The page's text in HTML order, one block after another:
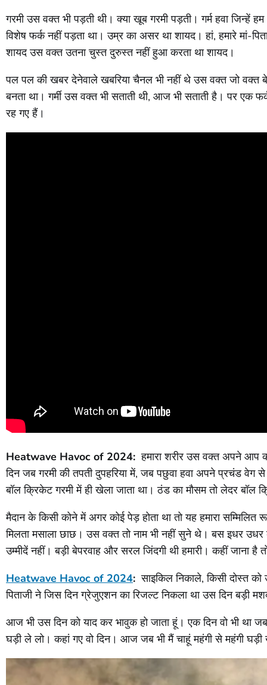
गरमी उस वक्त भी पड़ती थी। क्या खूब गरमी पड़ती। गर्म हवा जिन्हें
विशेष फर्क नहीं पड़ता था। उम्र का असर था शायद। हां, हमारे मां-
शायद उस वक्त उतना चुस्त दुरुस्त नहीं हुआ करता था शायद।
पल पल की खबर देनेवाले खबरिया चैनल भी नहीं थे उस वक्त जो वक्त
बनता था। गर्मी उस वक्त भी सताती थी, आज भी सताती है। पर
रह गए हैं।
Heatwave Havoc of 2024: हमारा शरीर उस वक्त अपने आप
दिन जब गरमी की तपती दुपहरिया में, जब पछुवा हवा अपने प्रचंड
बॉल क्रिकेट गरमी में ही खेला जाता था। ठंड का मौसम तो लेदर बॉल
मैदान के किसी कोने में अगर कोई पेड़ होता था तो यह हमारा
मिलता मसाला छाछ। उस वक्त तो नाम भी नहीं सुने थे। बस इधर
उम्मीदें नहीं। बड़ी बेपरवाह और सरल जिंदगी थी हमारी। कहीं जाना है
Heatwave Havoc of 2024: साइकिल निकाले, किसी दोस्त
पिताजी ने जिस दिन ग्रेजुएशन का रिजल्ट निकला था उस दिन बड़ी
आज भी उस दिन को याद कर भावुक हो जाता हूं। एक दिन वो भी था
घड़ी ले लो। कहां गए वो दिन। आज जब भी मैं चाहूं महंगी से महंगी